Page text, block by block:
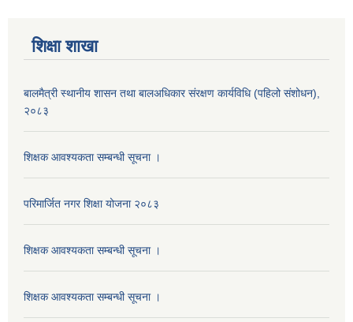
शिक्षा शाखा
बालमैत्री स्थानीय शासन तथा बालअधिकार संरक्षण कार्यविधि (पहिलो संशोधन),
२०८३
शिक्षक आवश्यकता सम्बन्धी सूचना ।
परिमार्जित नगर शिक्षा योजना २०८३
शिक्षक आवश्यकता सम्बन्धी सूचना ।
शिक्षक आवश्यकता सम्बन्धी सूचना ।